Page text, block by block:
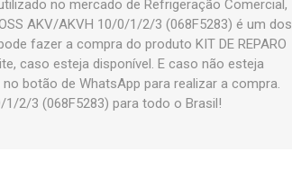
no mercado de Refrigeração Comercial,
AKV/AKVH 10/0/1/2/3 (068F5283) é um dos
fazer a compra do produto KIT DE REPARO
caso esteja disponível. E caso não esteja
botão de WhatsApp para realizar a compra.
1/2/3 (068F5283) para todo o Brasil!